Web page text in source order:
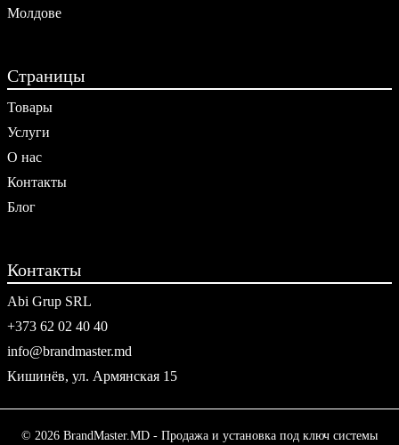
Молдове
Страницы
Товары
Услуги
О нас
Контакты
Блог
Контакты
Abi Grup SRL
+373 62 02 40 40
info@brandmaster.md
Кишинёв, ул. Армянская 15
© 2026 BrandMaster.MD - Продажа и установка под ключ системы